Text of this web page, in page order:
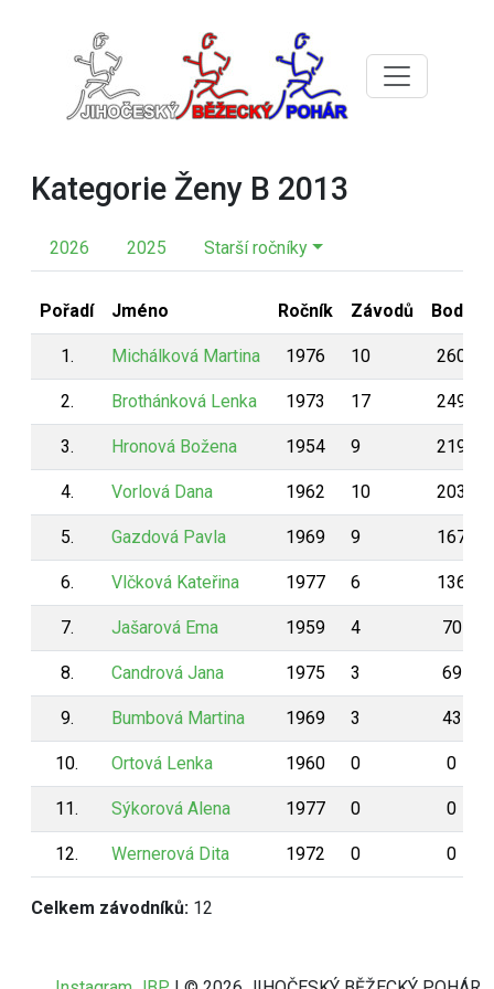
Kategorie Ženy B 2013
2026 2025 Starší ročníky
Pořadí Jméno Ročník Závodů Body
1. Michálková Martina 1976 10 260
2. Brothánková Lenka 1973 17 249
3. Hronová Božena 1954 9 219
4. Vorlová Dana 1962 10 203
5. Gazdová Pavla 1969 9 167
6. Vlčková Kateřina 1977 6 136
7. Jašarová Ema 1959 4 70
8. Candrová Jana 1975 3 69
9. Bumbová Martina 1969 3 43
10. Ortová Lenka 1960 0 0
11. Sýkorová Alena 1977 0 0
12. Wernerová Dita 1972 0 0
Celkem závodníků: 12